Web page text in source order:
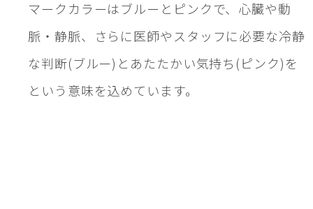
マークカラーはブルーとピンクで、心臓や動
脈・静脈、さらに医師やスタッフに必要な冷静
な判断(ブルー)とあたたかい気持ち(ピンク)を
という意味を込めています。